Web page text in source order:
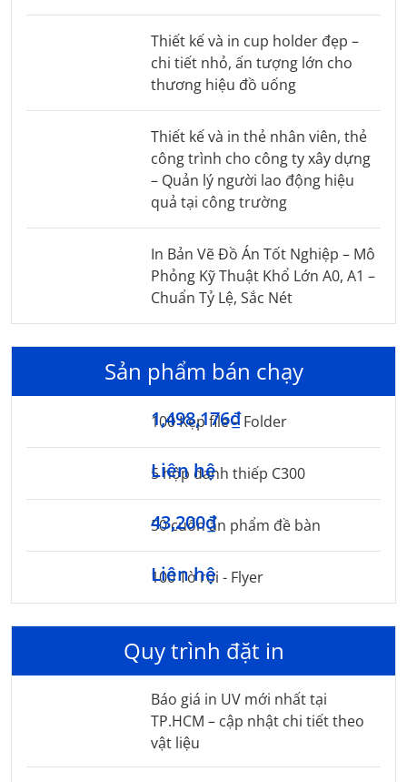
Thiết kế và in cup holder đẹp –
chi tiết nhỏ, ấn tượng lớn cho
thương hiệu đồ uống
Thiết kế và in thẻ nhân viên, thẻ
công trình cho công ty xây dựng
– Quản lý người lao động hiệu
quả tại công trường
In Bản Vẽ Đồ Án Tốt Nghiệp – Mô
Phỏng Kỹ Thuật Khổ Lớn A0, A1 –
Chuẩn Tỷ Lệ, Sắc Nét
Sản phẩm bán chạy
100 Kẹp file – Folder
1,498,176₫
5 hộp danh thiếp C300
Liên hệ
50 cuốn ấn phẩm đề bàn
43,200₫
100 Tờ rơi - Flyer
Liên hệ
Quy trình đặt in
Báo giá in UV mới nhất tại
TP.HCM – cập nhật chi tiết theo
vật liệu